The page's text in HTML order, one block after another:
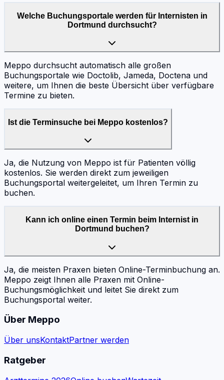
Welche Buchungsportale werden für Internisten in
Dortmund durchsucht?
Meppo durchsucht automatisch alle großen
Buchungsportale wie Doctolib, Jameda, Doctena und
weitere, um Ihnen die beste Übersicht über verfügbare
Termine zu bieten.
Ist die Terminsuche bei Meppo kostenlos?
Ja, die Nutzung von Meppo ist für Patienten völlig
kostenlos. Sie werden direkt zum jeweiligen
Buchungsportal weitergeleitet, um Ihren Termin zu
buchen.
Kann ich online einen Termin beim Internist in
Dortmund buchen?
Ja, die meisten Praxen bieten Online-Terminbuchung an.
Meppo zeigt Ihnen alle Praxen mit Online-
Buchungsmöglichkeit und leitet Sie direkt zum
Buchungsportal weiter.
Über Meppo
Über unsKontaktPartner werden
Ratgeber